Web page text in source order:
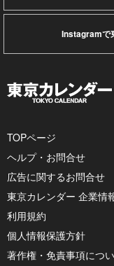
Instagramで
TOPページ
ヘルプ・お問合せ
広告に関するお問合せ
東京カレンダー 企業情
利用規約
個人情報保護方針
著作権・免責事項につ